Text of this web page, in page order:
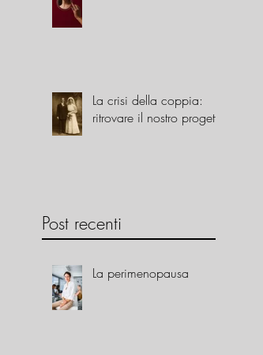
La crisi della coppia:
ritrovare il nostro progetto
Post recenti
La perimenopausa